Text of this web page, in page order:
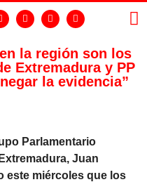
la región son los
Extremadura y PP
la evidencia”
Parlamentario
Juan
este miércoles que los